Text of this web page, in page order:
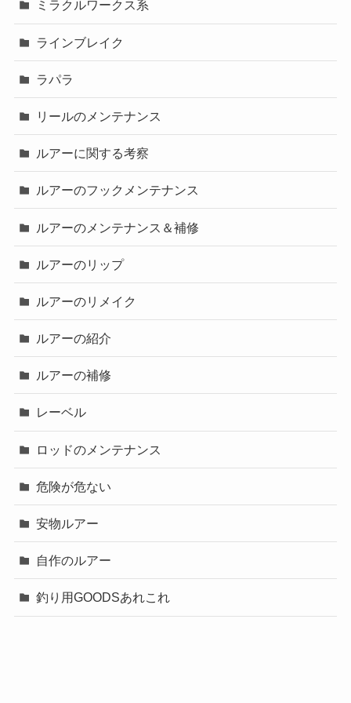
ミラクルワークス系
ラインブレイク
ラパラ
リールのメンテナンス
ルアーに関する考察
ルアーのフックメンテナンス
ルアーのメンテナンス＆補修
ルアーのリップ
ルアーのリメイク
ルアーの紹介
ルアーの補修
レーベル
ロッドのメンテナンス
危険が危ない
安物ルアー
自作のルアー
釣り用GOODSあれこれ